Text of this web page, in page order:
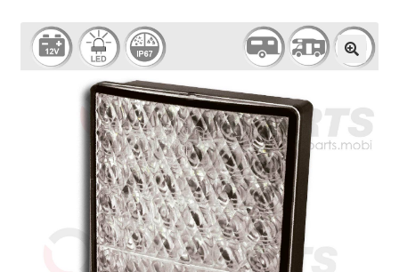
ELEKTRISCHE CONNECTOREN